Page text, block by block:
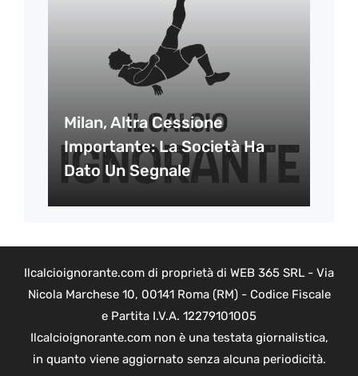
Milan, Altra Cessione
Importante: La Società Ha
Dato Un Segnale
Ilcalcioignorante.com di proprietà di WEB 365 SRL - Via
Nicola Marchese 10, 00141 Roma (RM) - Codice Fiscale
e Partita I.V.A. 12279101005
Ilcalcioignorante.com non è una testata giornalistica,
in quanto viene aggiornato senza alcuna periodicità.